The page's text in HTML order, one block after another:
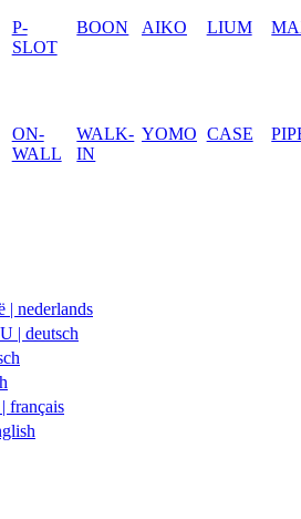
P-
SLOT
BOON AIKO LIUM
ON-
WALL
WALK-
IN
YOMO CASE
| nederlands
| deutsch
français